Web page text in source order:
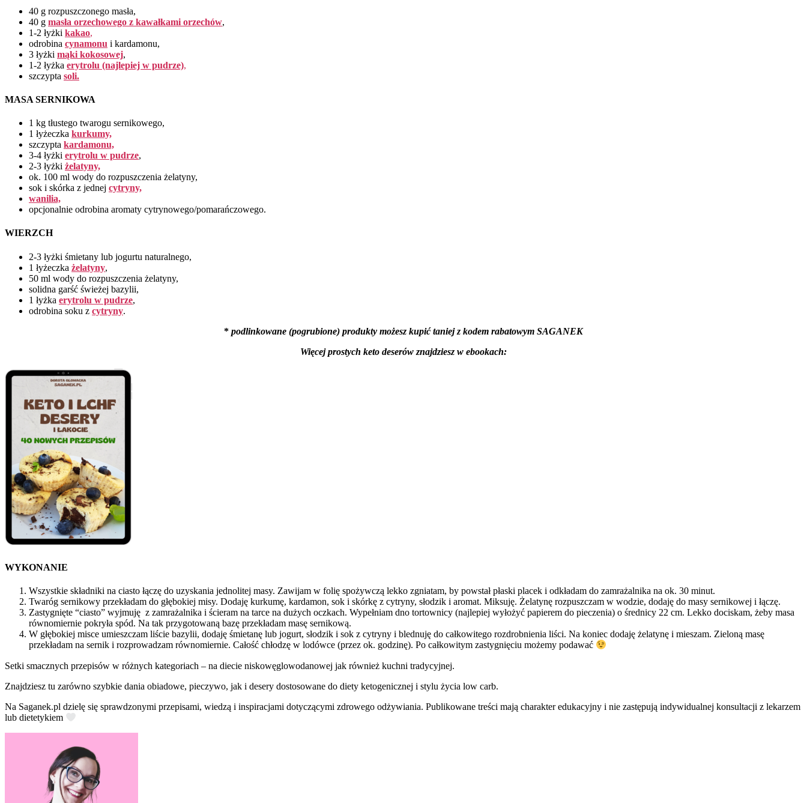
40 g rozpuszczonego masła,
40 g masła orzechowego z kawałkami orzechów,
1-2 łyżki kakao,
odrobina cynamonu i kardamonu,
3 łyżki mąki kokosowej,
1-2 łyżka erytrolu (najlepiej w pudrze),
szczypta soli.
MASA SERNIKOWA
1 kg tłustego twarogu sernikowego,
1 łyżeczka kurkumy,
szczypta kardamonu,
3-4 łyżki erytrolu w pudrze,
2-3 łyżki żelatyny,
ok. 100 ml wody do rozpuszczenia żelatyny,
sok i skórka z jednej cytryny,
wanilia,
opcjonalnie odrobina aromaty cytrynowego/pomarańczowego.
WIERZCH
2-3 łyżki śmietany lub jogurtu naturalnego,
1 łyżeczka żelatyny,
50 ml wody do rozpuszczenia żelatyny,
solidna garść świeżej bazylii,
1 łyżka erytrolu w pudrze,
odrobina soku z cytryny.
* podlinkowane (pogrubione) produkty możesz kupić taniej z kodem rabatowym SAGANEK
Więcej prostych keto deserów znajdziesz w ebookach:
WYKONANIE
Wszystkie składniki na ciasto łączę do uzyskania jednolitej masy. Zawijam w folię spożywczą lekko zgniatam, by powstał płaski placek i odkładam do zamrażalnika na ok. 30 minut.
Twaróg sernikowy przekładam do głębokiej misy. Dodaję kurkumę, kardamon, sok i skórkę z cytryny, słodzik i aromat. Miksuję. Żelatynę rozpuszczam w wodzie, dodaję do masy sernikowej i łączę.
Zastygnięte “ciasto” wyjmuję z zamrażalnika i ścieram na tarce na dużych oczkach. Wypełniam dno tortownicy (najlepiej wyłożyć papierem do pieczenia) o średnicy 22 cm. Lekko dociskam, żeby masa
równomiernie pokryła spód. Na tak przygotowaną bazę przekładam masę sernikową.
W głębokiej misce umieszczam liście bazylii, dodaję śmietanę lub jogurt, słodzik i sok z cytryny i blednuję do całkowitego rozdrobnienia liści. Na koniec dodaję żelatynę i mieszam. Zieloną masę
przekładam na sernik i rozprowadzam równomiernie. Całość chłodzę w lodówce (przez ok. godzinę). Po całkowitym zastygnięciu możemy podawać
Setki smacznych przepisów w różnych kategoriach – na diecie niskowęglowodanowej jak również kuchni tradycyjnej.
Znajdziesz tu zarówno szybkie dania obiadowe, pieczywo, jak i desery dostosowane do diety ketogenicznej i stylu życia low carb.
Na Saganek.pl dzielę się sprawdzonymi przepisami, wiedzą i inspiracjami dotyczącymi zdrowego odżywiania. Publikowane treści mają charakter edukacyjny i nie zastępują indywidualnej konsultacji z lekarzem
lub dietetykiem